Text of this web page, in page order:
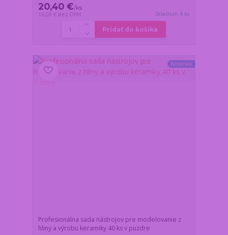
20,40 €/ks
16,59 € bez DPH Skladom 4 ks
Pridať do košíka
Novinka
Profesionálna sada nástrojov pre modelovanie z
hliny a výrobu keramiky 40 ks v puzdre